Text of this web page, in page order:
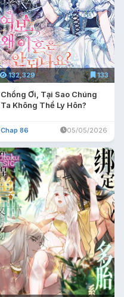
132,329 133
Chồng Ơi, Tại Sao Chúng
Ta Không Thể Ly Hôn?
Chap 86 05/05/2026